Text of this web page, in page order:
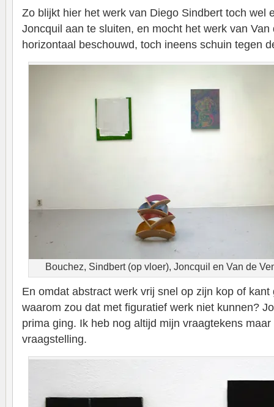
Zo blijkt hier het werk van Diego Sindbert toch wel
Joncquil aan te sluiten, en mocht het werk van
horizontaal beschouwd, toch ineens schuin tegen
Bouchez, Sindbert (op vloer), Joncquil en Van de
En omdat abstract werk vrij snel op zijn kop of
waarom zou dat met figuratief werk niet kunnen?
prima ging. Ik heb nog altijd mijn vraagtekens
vraagstelling.